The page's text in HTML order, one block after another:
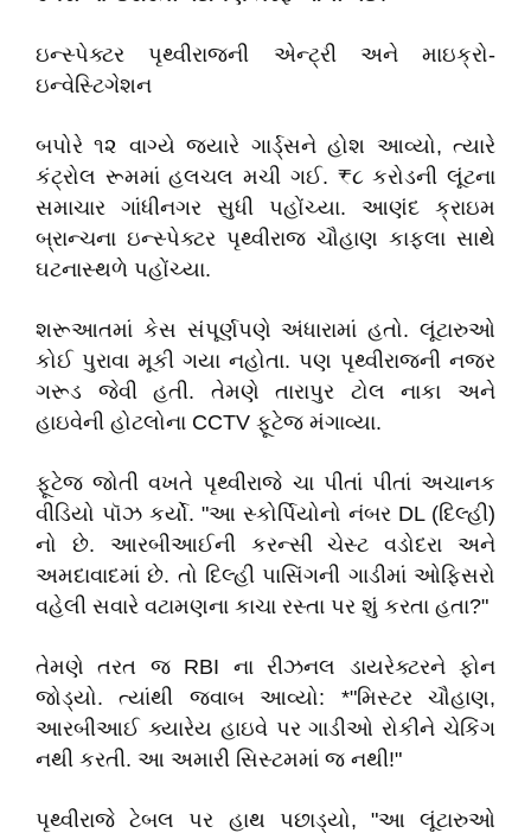
ઇન્સ્પેક્ટર પૃથ્વીરાજની એન્ટ્રી અને માઇક્રો-
ઇન્વેસ્ટિગેશન
બપોરે ૧૨ વાગ્યે જ્યારે ગાર્ડ્સને હોશ આવ્યો, ત્યારે
કંટ્રોલ રૂમમાં હલચલ મચી ગઈ. ₹૮ કરોડની લૂંટના
સમાચાર ગાંધીનગર સુધી પહોંચ્યા. આણંદ ક્રાઇમ
બ્રાન્ચના ઇન્સ્પેક્ટર પૃથ્વીરાજ ચૌહાણ કાફલા સાથે
ઘટનાસ્થળે પહોંચ્યા.
શરૂઆતમાં કેસ સંપૂર્ણપણે અંધારામાં હતો. લૂંટારુઓ
કોઈ પુરાવા મૂકી ગયા નહોતા. પણ પૃથ્વીરાજની નજર
ગરૂડ જેવી હતી. તેમણે તારાપુર ટોલ નાકા અને
હાઇવેની હોટલોના CCTV ફૂટેજ મંગાવ્યા.
ફૂટેજ જોતી વખતે પૃથ્વીરાજે ચા પીતાં પીતાં અચાનક
વીડિયો પૉઝ કર્યો. "આ સ્કોર્પિયોનો નંબર DL (દિલ્હી)
નો છે. આરબીઆઈની કરન્સી ચેસ્ટ વડોદરા અને
અમદાવાદમાં છે. તો દિલ્હી પાસિંગની ગાડીમાં ઓફિસરો
વહેલી સવારે વટામણના કાચા રસ્તા પર શું કરતા હતા?"
તેમણે તરત જ RBI ના રીઝનલ ડાયરેક્ટરને ફોન
જોડ્યો. ત્યાંથી જવાબ આવ્યો: *"મિસ્ટર ચૌહાણ,
આરબીઆઈ ક્યારેય હાઇવે પર ગાડીઓ રોકીને ચેકિંગ
નથી કરતી. આ અમારી સિસ્ટમમાં જ નથી!"
પૃથ્વીરાજે ટેબલ પર હાથ પછાડ્યો, "આ લૂંટારુઓ